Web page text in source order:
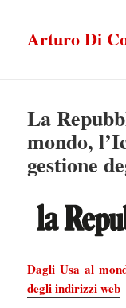
Arturo Di
La
mondo,
gestione
Dagli Usa al
degli indirizzi web